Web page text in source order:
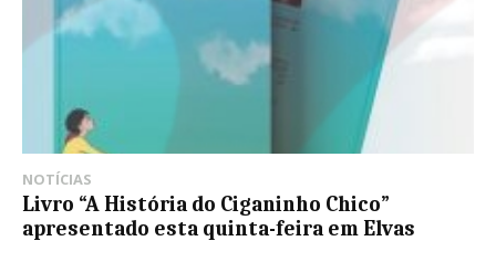
NOTÍCIAS
Livro “A História do Ciganinho Chico”
apresentado esta quinta-feira em Elvas